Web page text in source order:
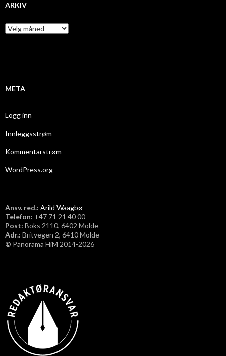
ARKIV
A
r
i
META
Logg inn
Innleggsstrøm
Kommentarstrøm
WordPress.org
Ansv. red.: Arild Waagbø
Telefon: ​+47 71 21 40 00
Post: Boks 2110, 6402 Molde
Adr.: Britvegen 2, 6410 Molde
© Panorama HiM 2014-2026